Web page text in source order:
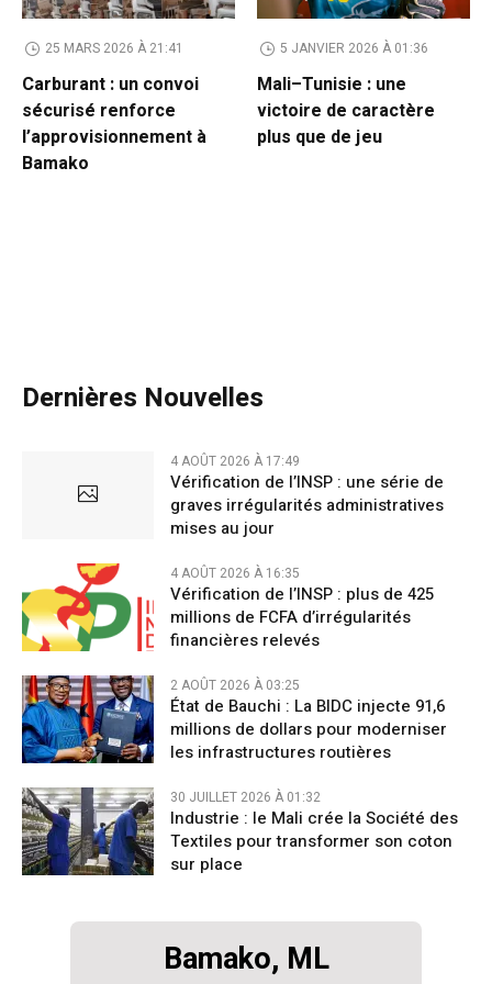
25 MARS 2026 À 21:41
Carburant : un convoi
sécurisé renforce
l’approvisionnement à
Bamako
5 JANVIER 2026 À 01:36
Mali–Tunisie : une
victoire de caractère
plus que de jeu
Dernières Nouvelles
4 AOÛT 2026 À 17:49
Vérification de l’INSP : une série de
graves irrégularités administratives
mises au jour
4 AOÛT 2026 À 16:35
Vérification de l’INSP : plus de 425
millions de FCFA d’irrégularités
financières relevés
2 AOÛT 2026 À 03:25
État de Bauchi : La BIDC injecte 91,6
millions de dollars pour moderniser
les infrastructures routières
30 JUILLET 2026 À 01:32
Industrie : le Mali crée la Société des
Textiles pour transformer son coton
sur place
Bamako, ML